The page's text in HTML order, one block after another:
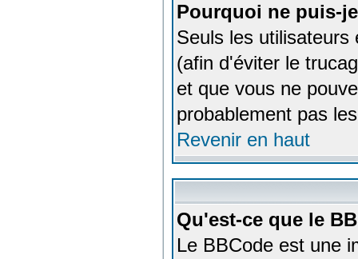
Pourquoi ne puis-
Seuls les utilisateurs
(afin d'éviter le
et que vous ne
probablement pas
Revenir en haut
Qu'est-ce que le
Le BBCode est une